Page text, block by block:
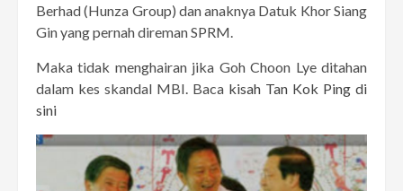
Berhad (Hunza Group) dan anaknya Datuk Khor Siang
Gin yang pernah direman SPRM.
Maka tidak menghairan jika Goh Choon Lye ditahan
dalam kes skandal MBI. Baca kisah Tan Kok Ping di
sini